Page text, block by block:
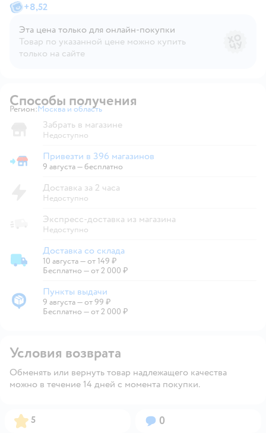
+8,52
Эта цена только для онлайн‑покупки
Товар по указанной цене можно купить
только на сайте
Способы получения
Регион: Выбор адреса доставки.
Москва и область
Забрать в магазине
Недоступно
Привезти в магазин
Привезти в 396 магазинов
9 августа—бесплатно
Доставка за 2 часа
Недоступно
Экспресс-доставка из магазина
Недоступно
Доставка со склада
Доставка со склада
10 августа—от 149 ₽
Бесплатно — от 2 000 ₽
Пункты выдачи
Пункты выдачи
9 августа—от 99 ₽
Бесплатно — от 2 000 ₽
Условия возврата
Обменять или вернуть товар надлежащего качества
можно в течение 14 дней с момента покупки.
Рейтинг:
5 Вопросов:
0